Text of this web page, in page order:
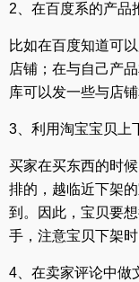
2、在百度系的产品
比如在百度知道可
店铺；在与自己产
库可以发一些与店
3、利用淘宝宝贝上
买家在买东西的时
排的，越临近下架
到。因此，宝贝要
手，注意宝贝下架
4、在卖家评论中做